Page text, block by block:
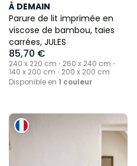
À DEMAIN
Parure de lit imprimée en
viscose de bambou, taies
carrées, JULES
85,70 €
240 x 220 cm ⋅ 260 x 240 cm ⋅
140 x 200 cm ⋅ 200 x 200 cm
Disponible en 1 couleur